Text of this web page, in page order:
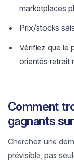
marketplaces
Prix/stocks
Vérifiez que le
orientés retrait
Comment
gagnants
Cherchez une
prévisible, pas